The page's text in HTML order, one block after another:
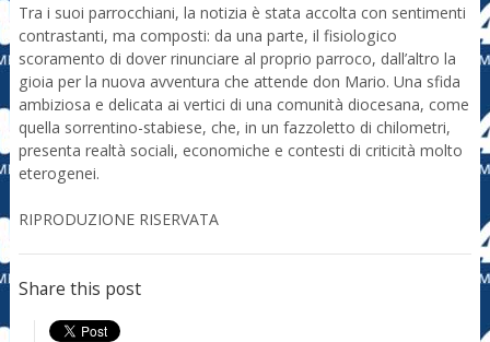
Tra i suoi parrocchiani, la notizia è stata accolta con sentimenti
contrastanti, ma composti: da una parte, il fisiologico
scoramento di dover rinunciare al proprio parroco, dall’altro la
gioia per la nuova avventura che attende don Mario. Una sfida
ambiziosa e delicata ai vertici di una comunità diocesana, come
quella sorrentino-stabiese, che, in un fazzoletto di chilometri,
presenta realtà sociali, economiche e contesti di criticità molto
eterogenei.
RIPRODUZIONE RISERVATA
Share this post